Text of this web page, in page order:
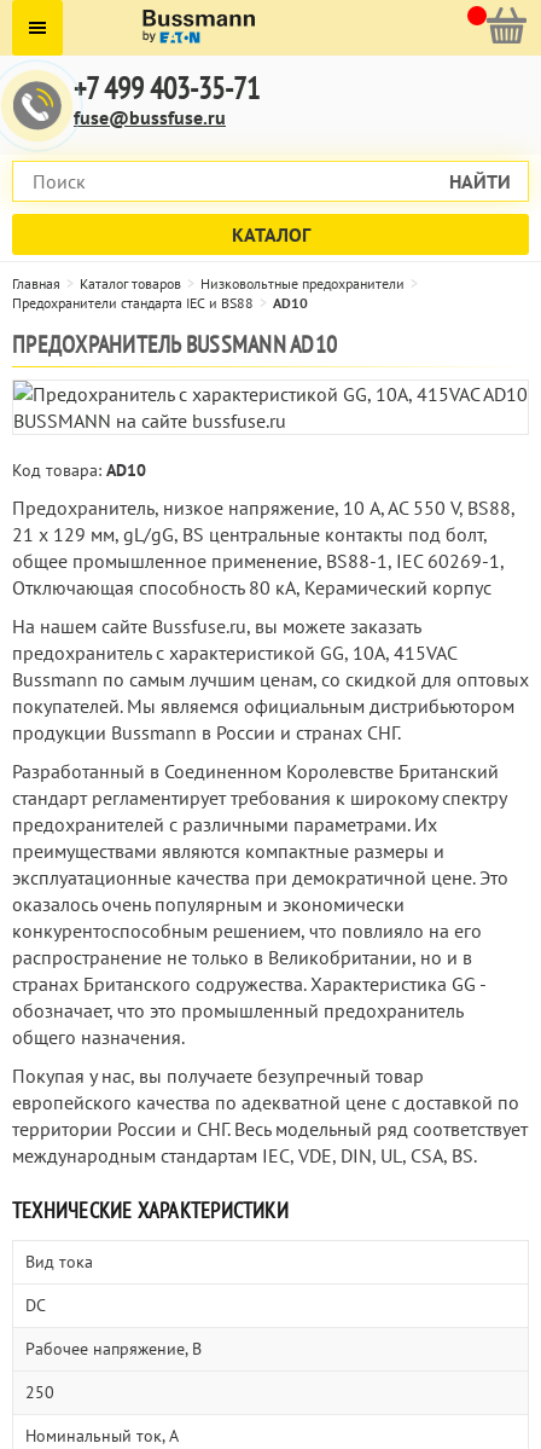
+7 499 403-35-71
fuse@bussfuse.ru
НАЙТИ
КАТАЛОГ
Главная Каталог товаров
Низковольтные предохранители
Предохранители стандарта IEC и BS88
AD10
ПРЕДОХРАНИТЕЛЬ BUSSMANN AD10
Код товара: AD10
Предохранитель, низкое напряжение, 10 A, AC 550 V, BS88,
21 x 129 мм, gL/gG, BS центральные контакты под болт,
общее промышленное применение, BS88-1, IEC 60269-1,
Отключающая способность 80 кА, Керамический корпус
На нашем сайте Bussfuse.ru, вы можете заказать
предохранитель с характеристикой GG, 10А, 415VAC
Bussmann по самым лучшим ценам, со скидкой для оптовых
покупателей. Мы являемся официальным дистрибьютором
продукции Bussmann в России и странах СНГ.
Разработанный в Соединенном Королевстве Британский
стандарт регламентирует требования к широкому спектру
предохранителей с различными параметрами. Их
преимуществами являются компактные размеры и
эксплуатационные качества при демократичной цене. Это
оказалось очень популярным и экономически
конкурентоспособным решением, что повлияло на его
распространение не только в Великобритании, но и в
странах Британского содружества. Характеристика GG -
обозначает, что это промышленный предохранитель
общего назначения.
Покупая у нас, вы получаете безупречный товар
европейского качества по адекватной цене с доставкой по
территории России и СНГ. Весь модельный ряд соответствует
международным стандартам IEC, VDE, DIN, UL, CSA, BS.
ТЕХНИЧЕСКИЕ ХАРАКТЕРИСТИКИ
Вид тока
DC
Рабочее напряжение, В
250
Номинальный ток, А